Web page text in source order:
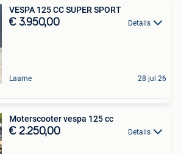
VESPA 125 CC SUPER SPORT
€ 3.950,00 Details
Laarne 28 jul 26
Moterscooter vespa 125 cc
€ 2.250,00 Details